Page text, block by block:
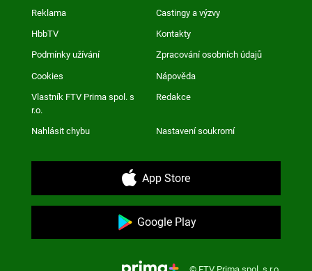
Reklama Castingy a výzvy
HbbTV Kontakty
Podmínky užívání Zpracování osobních údajů
Cookies Nápověda
Vlastník FTV Prima spol. s
r.o.
Redakce
Nahlásit chybu Nastavení soukromí
App Store
Google Play